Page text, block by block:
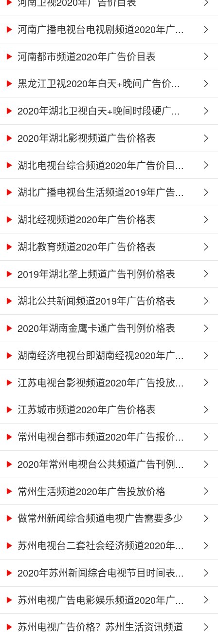
河南广播电视台电视剧频道2020年广...
河南都市频道2020年广告价目表
黑龙江卫视2020年白天+晚间广告价...
2020年湖北卫视白天+晚间时段硬广...
2020年湖北影视频道广告价格表
湖北电视台综合频道2020年广告价目...
湖北广播电视台生活频道2019年广告...
湖北经视频道2020年广告价格表
湖北教育频道2020年广告价格表
2019年湖北垄上频道广告刊例价格表
湖北公共新闻频道2019年广告价格表
2020年湖南金鹰卡通广告刊例价格表
湖南经济电视台即湖南经视2020年广...
江苏电视台影视频道2020年广告投放...
江苏城市频道2020年广告价格表
常州电视台都市频道2020年广告报价...
2020年常州电视台公共频道广告刊例...
常州生活频道2020年广告投放价格
做常州新闻综合频道电视广告需要多少
钱...苏州电视台二套社会经济频道2020年...
2020年苏州新闻综合电视节目时间表...
苏州电视广告电影娱乐频道2020年广...
苏州电视广告价格？苏州生活资讯频道